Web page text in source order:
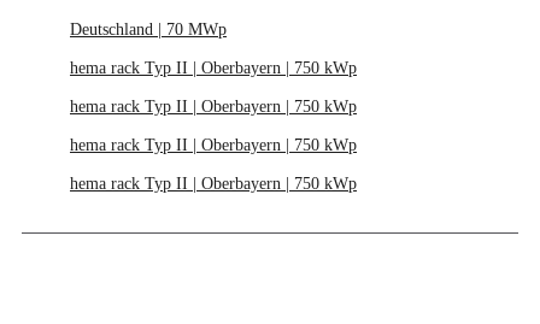
Deutschland | 70 MWp
hema rack Typ II | Oberbayern | 750 kWp
hema rack Typ II | Oberbayern | 750 kWp
hema rack Typ II | Oberbayern | 750 kWp
hema rack Typ II | Oberbayern | 750 kWp